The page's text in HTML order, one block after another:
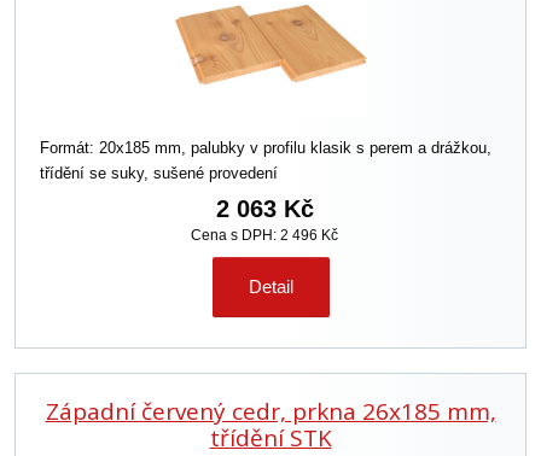
Formát: 20x185 mm, palubky v profilu klasik s perem a drážkou,
třídění se suky, sušené provedení
2 063 Kč
Cena s DPH: 2 496 Kč
Detail
Západní červený cedr, prkna 26x185 mm,
třídění STK